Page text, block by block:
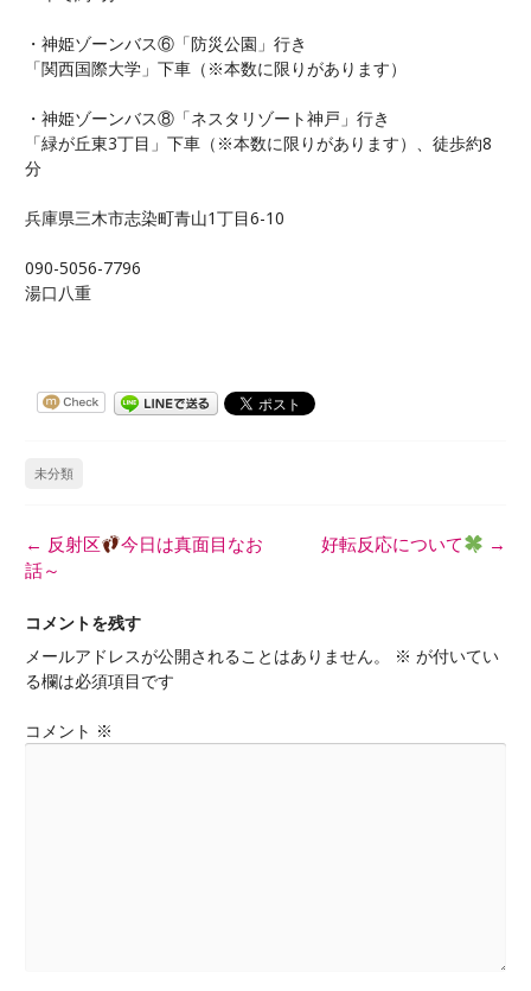
・神姫ゾーンバス⑥「防災公園」行き
「関西国際大学」下車（※本数に限りがあります）
・神姫ゾーンバス⑧「ネスタリゾート神戸」行き
「緑が丘東3丁目」下車（※本数に限りがあります）、徒歩約8
分
兵庫県三木市志染町青山1丁目6-10
090-5056-7796
湯口八重
未分類
投
稿
ビ
ゲ
ー
ョ
ン
← 反射区
今日は真面目なお
話～
好転反応について →
コメントを残す
メールアドレスが公開されることはありません。
※ が付いてい
る欄は必須項目です
コメント ※